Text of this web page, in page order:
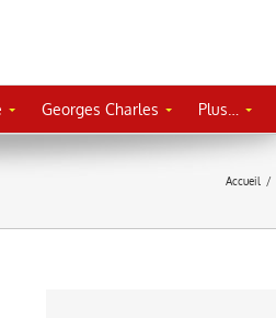
Georges Charles Plus…
Accueil /